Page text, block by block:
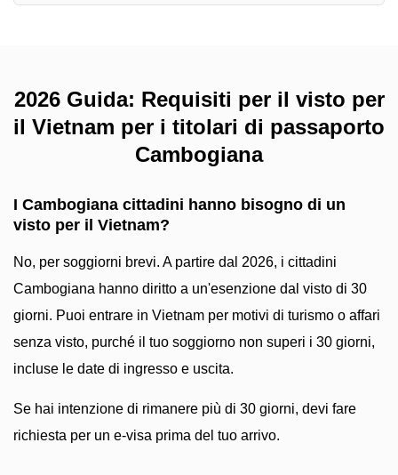
2026 Guida: Requisiti per il visto per
il Vietnam per i titolari di passaporto
Cambogiana
I Cambogiana cittadini hanno bisogno di un
visto per il Vietnam?
No, per soggiorni brevi. A partire dal 2026, i cittadini
Cambogiana hanno diritto a un'esenzione dal visto di 30
giorni. Puoi entrare in Vietnam per motivi di turismo o affari
senza visto, purché il tuo soggiorno non superi i 30 giorni,
incluse le date di ingresso e uscita.
Se hai intenzione di rimanere più di 30 giorni, devi fare
richiesta per un e-visa prima del tuo arrivo.